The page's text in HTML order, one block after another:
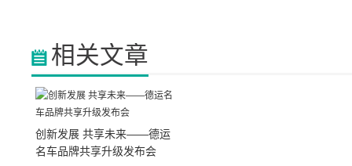
相关文章
创新发展 共享未来——德运
名车品牌共享升级发布会